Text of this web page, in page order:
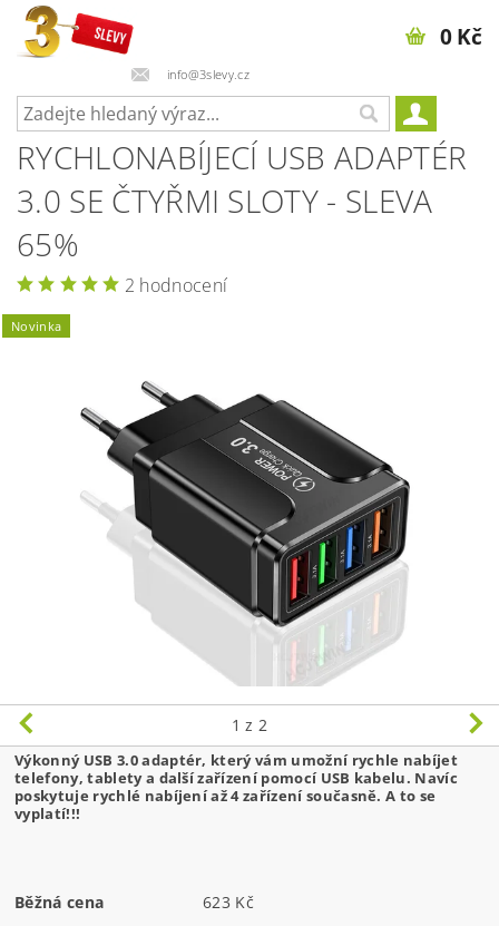
info@3slevy.cz
0 Kč
RYCHLONABÍJECÍ USB ADAPTÉR
3.0 SE ČTYŘMI SLOTY - SLEVA
65%
2 hodnocení
Novinka
1 z 2
Výkonný USB 3.0 adaptér, který vám umožní rychle nabíjet
telefony, tablety a další zařízení pomocí USB kabelu. Navíc
poskytuje rychlé nabíjení až 4 zařízení současně. A to se
vyplatí!!!
Běžná cena 623 Kč